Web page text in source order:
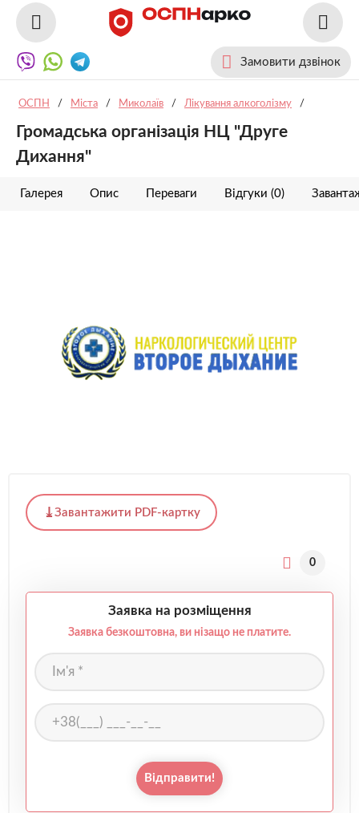
Замовити дзвінок
ОСПН / Міста / Миколаїв / Лікування алкоголізму /
Громадська організація НЦ "Друге
Дихання"
Галерея Опис Переваги Відгуки (0)
Завантажити PDF-картку
0
Заявка на розміщення
Заявка безкоштовна, ви нізащо не платите.
Відправити!